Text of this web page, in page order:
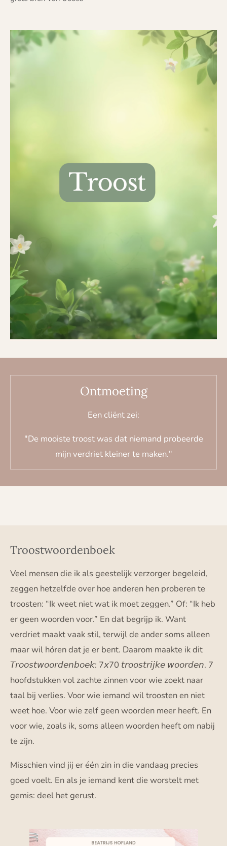
Ontmoeting
Een cliënt zei:
"De mooiste troost was dat niemand probeerde
mijn verdriet kleiner te maken."
Troostwoordenboek
Veel mensen die ik als geestelijk verzorger begeleid,
zeggen hetzelfde over hoe anderen hen proberen te
troosten: “Ik weet niet wat ik moet zeggen.” Of: “Ik heb
er geen woorden voor.” En dat begrijp ik. Want
verdriet maakt vaak stil, terwijl de ander soms alleen
maar wil hóren dat je er bent. Daarom maakte ik dit
𝘛𝘳𝘰𝘰𝘴𝘵𝘸𝘰𝘰𝘳𝘥𝘦𝘯𝘣𝘰𝘦𝘬: 7𝘹70 𝘵𝘳𝘰𝘰𝘴𝘵𝘳𝘪𝘫𝘬𝘦 𝘸𝘰𝘰𝘳𝘥𝘦𝘯. 7
hoofdstukken vol zachte zinnen voor wie zoekt naar
taal bij verlies. Voor wie iemand wil troosten en niet
weet hoe. Voor wie zelf geen woorden meer heeft. En
voor wie, zoals ik, soms alleen woorden heeft om nabij
te zijn.
Misschien vind jij er één zin in die vandaag precies
goed voelt. En als je iemand kent die worstelt met
gemis: deel het gerust.